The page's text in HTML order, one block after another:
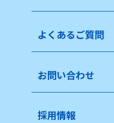
よくあるご質問
お問い合わせ
採用情報